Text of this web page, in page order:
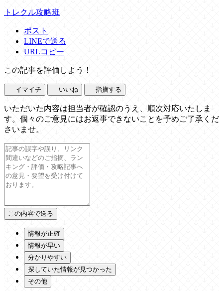
トレクル攻略班
ポスト
LINEで送る
URLコピー
この記事を評価しよう！
イマイチ いいね 指摘する
いただいた内容は担当者が確認のうえ、順次対応いたしま
す。個々のご意見にはお返事できないことを予めご了承くだ
さいませ。
情報が正確
情報が早い
分かりやすい
探していた情報が見つかった
その他